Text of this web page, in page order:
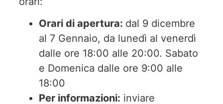
Orari di apertura: dal 9 dicembre
al 7 Gennaio, da lunedì al venerdì
dalle ore 18:00 alle 20:00. Sabato
e Domenica dalle ore 9:00 alle
18:00
Per informazioni: inviare